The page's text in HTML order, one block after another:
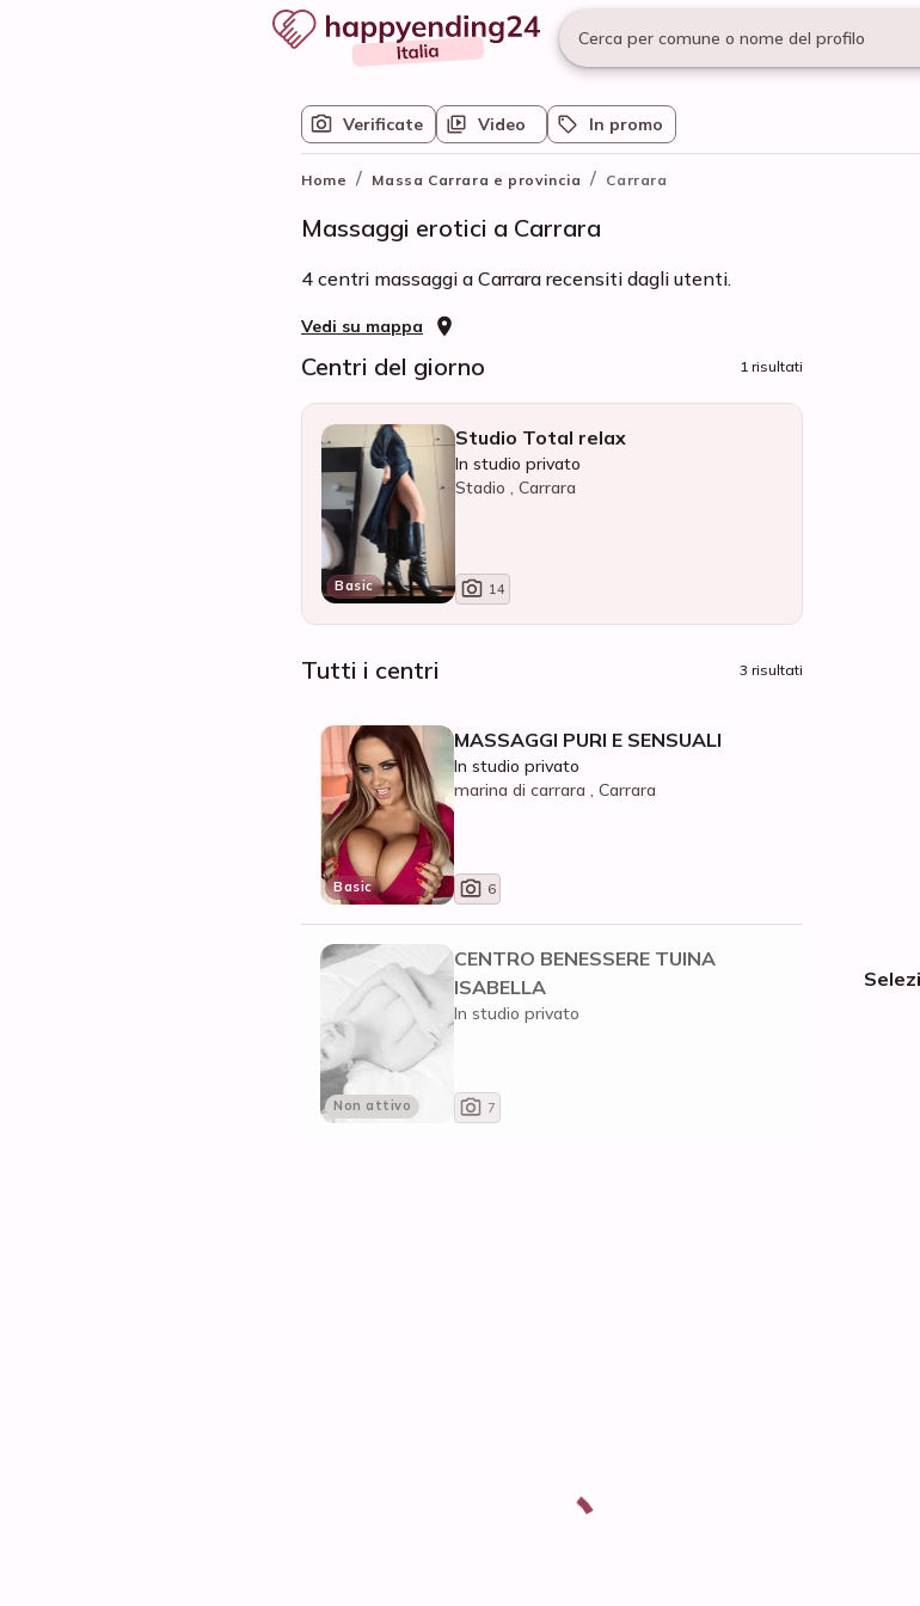
Cerca per comune o nome del profilo
Verificate Video In promo
Home / Massa Carrara e provincia / Carrara
Massaggi erotici a Carrara
4 centri massaggi a Carrara recensiti dagli utenti.
Vedi su mappa
Centri del giorno 1 risultati
Basic
Studio Total relax
In studio privato
Stadio , Carrara
14
Tutti i centri 3 risultati
Basic
MASSAGGI PURI E SENSUALI
In studio privato
marina di carrara , Carrara
6
Non attivo
CENTRO BENESSERE TUINA
ISABELLA
In studio privato
7